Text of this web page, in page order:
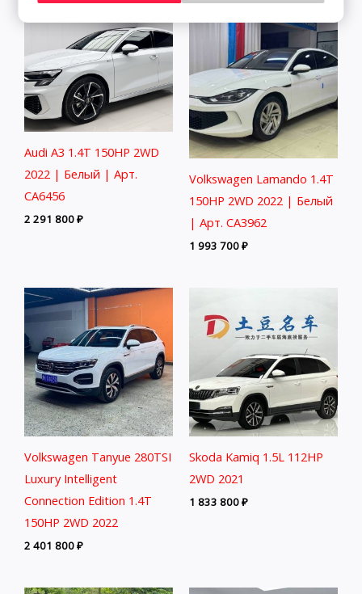
Audi A3 1.4T 150HP 2WD
2022 | Белый | Арт.
CA6456
2 291 800₽
Volkswagen Lamando 1.4T
150HP 2WD 2022 | Белый
| Арт. CA3962
1 993 700₽
Volkswagen Tanyue 280TSI
Luxury Intelligent
Connection Edition 1.4T
150HP 2WD 2022
2 401 800₽
Skoda Kamiq 1.5L 112HP
2WD 2021
1 833 800₽